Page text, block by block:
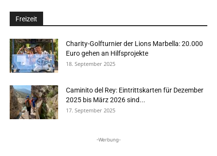
Freizeit
Charity-Golfturnier der Lions Marbella: 20.000
Euro gehen an Hilfsprojekte
18. September 2025
Caminito del Rey: Eintrittskarten für Dezember
2025 bis März 2026 sind...
17. September 2025
-Werbung-